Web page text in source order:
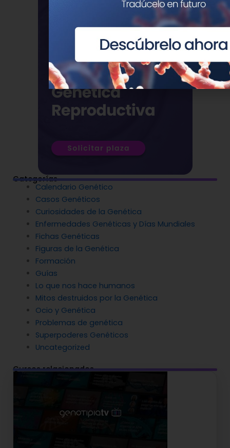
Categorías
Calendario Genético
Casos Genéticos
Curiosidades de la Genética
Enfermedades Genéticas y Días Mundiales
Fichas Genéticas
Figuras de la Genética
Formación
Guías
Lo que nos hace humanos
Mitos destruidos por la Genética
Ocio y Genética
Problemas de genética
Superpoderes Genéticos
Uncategorized
Cursos relacionados